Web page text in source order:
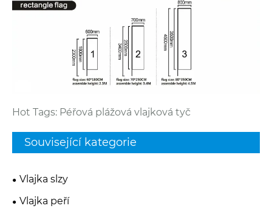
Hot Tags: Péřová plážová vlajková tyč
Související kategorie
Vlajka slzy
Vlajka peří